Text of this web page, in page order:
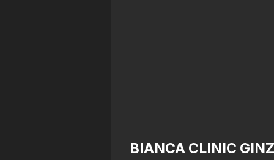
BIANCA CLINIC